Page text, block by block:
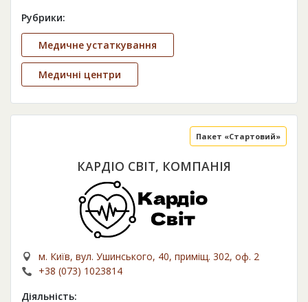
Рубрики:
Медичне устаткування
Медичні центри
КАРДІО СВІТ, КОМПАНІЯ
Пакет «Стартовий»
м. Київ, вул. Ушинського, 40, приміщ. 302, оф. 2
+38 (073) 1023814
Діяльність: